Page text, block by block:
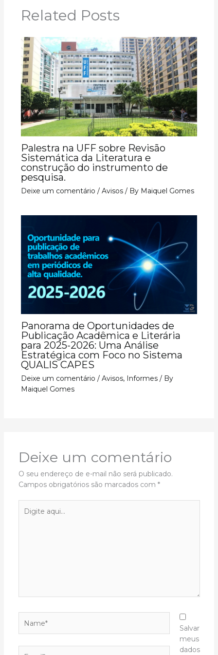
Related Posts
Palestra na UFF sobre Revisão
Sistemática da Literatura e
construção do instrumento de
pesquisa.
Deixe um comentário / Avisos/ By Maiquel Gomes
Panorama de Oportunidades de
Publicação Acadêmica e Literária
para 2025-2026: Uma Análise
Estratégica com Foco no Sistema
QUALIS CAPES
Deixe um comentário / Avisos, Informes/ By
Maiquel Gomes
Deixe um comentário
O seu endereço de e-mail não será publicado.
Campos obrigatórios são marcados com *
aqui...
Salvar
meus
dados